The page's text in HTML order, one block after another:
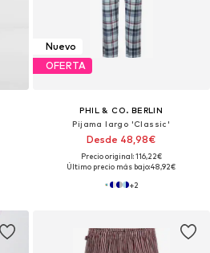
Nuevo
OFERTA
PHIL & CO. BERLIN
Pijama largo 'Classic'
Desde 48,98€
Precio original: 116,22€
Último precio más bajo:48,92€
+2